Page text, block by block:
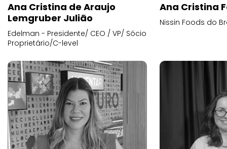
Ana Cristina de Araujo
Lemgruber Julião
Edelman - Presidente/ CEO / VP/ Sócio
Proprietário/C-level
Ana Cristina
Nissin Foods do